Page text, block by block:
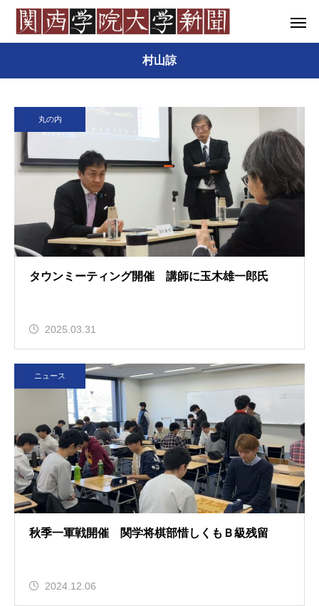
村山諒
丸の内
タウンミーティング開催 講師に玉木雄一郎氏
2025.03.31
ニュース
秋季一軍戦開催 関学将棋部惜しくもＢ級残留
2024.12.06